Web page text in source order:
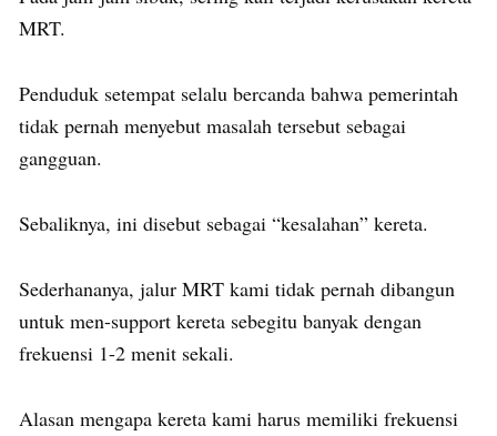
MRT.
Penduduk setempat selalu bercanda bahwa pemerintah
tidak pernah menyebut masalah tersebut sebagai
gangguan.
Sebaliknya, ini disebut sebagai “kesalahan” kereta.
Sederhananya, jalur MRT kami tidak pernah dibangun
untuk men-support kereta sebegitu banyak dengan
frekuensi 1-2 menit sekali.
Alasan mengapa kereta kami harus memiliki frekuensi